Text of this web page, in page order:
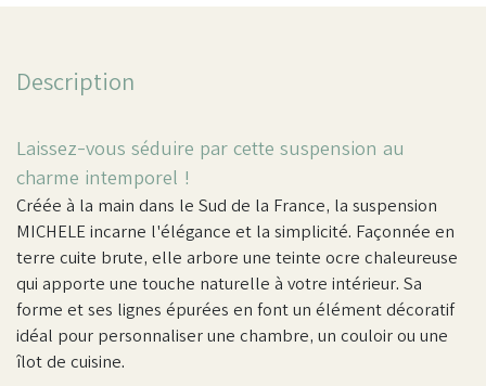
Description
Laissez-vous séduire par cette suspension au
charme intemporel !
Créée à la main dans le Sud de la France, la suspension
MICHELE incarne l'élégance et la simplicité. Façonnée en
terre cuite brute, elle arbore une teinte ocre chaleureuse
qui apporte une touche naturelle à votre intérieur. Sa
forme et ses lignes épurées en font un élément décoratif
idéal pour personnaliser une chambre, un couloir ou une
îlot de cuisine.